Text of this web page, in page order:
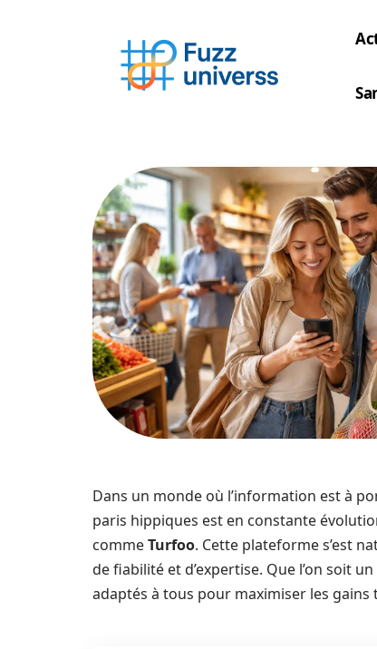
Dans un monde où l’information est à
paris hippiques est en constante
commeTurfoo. Cette plateforme s’est
de fiabilité et d’expertise. Que l’on soit
adaptés à tous pour maximiser les